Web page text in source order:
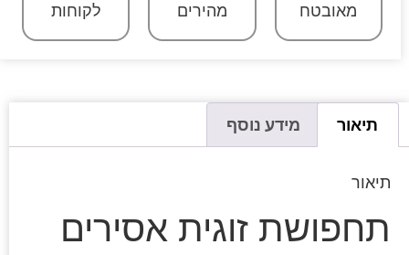
מאובטח
מהירים
לקוחות
תיאור מידע נוסף
תיאור
תחפושת זוגית אסירים